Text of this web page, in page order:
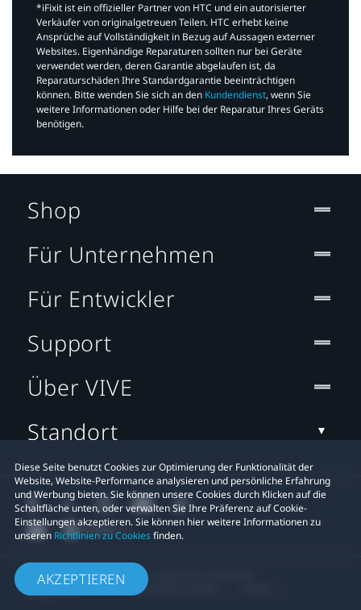
*iFixit ist ein offizieller Partner von HTC und ein autorisierter
Verkäufer von originalgetreuen Teilen. HTC erhebt keine
Ansprüche auf Vollständigkeit in Bezug auf Aussagen externer
Websites. Eigenhändige Reparaturen sollten nur bei Geräte
verwendet werden, deren Garantie abgelaufen ist, da
Reparaturschäden Ihre Standardgarantie beeinträchtigen
können. Bitte wenden Sie sich an den Kundendienst, wenn Sie
weitere Informationen oder Hilfe bei der Reparatur Ihres Geräts
benötigen.​
Diese Seite benutzt Cookies zur Optimierung der Funktionalität der
Website, Website-Performance analysieren und persönliche Erfahrung
und Werbung bieten. Sie können unsere Cookies durch Klicken auf die
Schaltfläche unten, oder verwalten Sie Ihre Präferenz auf Cookie-
Einstellungen akzeptieren. Sie können hier weitere Informationen zu
unseren Richtlinien zu Cookiesfinden.
AKZEPTIEREN
Shop
Für Unternehmen
Für Entwickler
Support
Über VIVE
Standort
© 2011-2026 HTC Corporation
Rechtlicher Hinweis